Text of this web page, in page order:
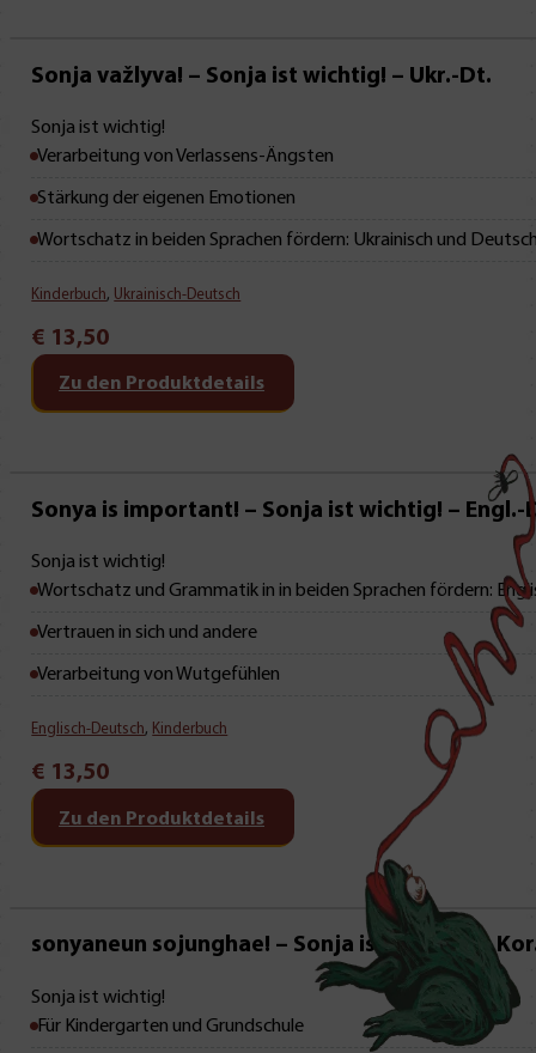
Neu • Neu • Neu
Sonja važlyva! – Sonja ist wichtig! – Ukr.-Dt.
Sonja ist wichtig!
Verarbeitung von Verlassens-Ängsten
Stärkung der eigenen Emotionen
Wortschatz in beiden Sprachen fördern: Ukrainisch und
Kinderbuch, Ukrainisch-Deutsch
€ 13,50
Zu den Produktdetails
Neu • Neu • Neu
Sonya is important! – Sonja ist wichtig! – Engl.-
Sonja ist wichtig!
Wortschatz und Grammatik in in beiden Sprachen fördern:
Vertrauen in sich und andere
Verarbeitung von Wutgefühlen
Englisch-Deutsch, Kinderbuch
€ 13,50
Zu den Produktdetails
Neu • Neu • Neu
sonyaneun sojunghae! – Sonja ist wichtig! –
Sonja ist wichtig!
Für Kindergarten und Grundschule